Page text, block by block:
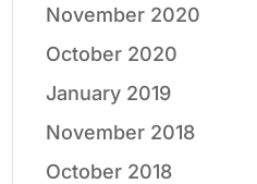
November 2020
October 2020
January 2019
November 2018
October 2018